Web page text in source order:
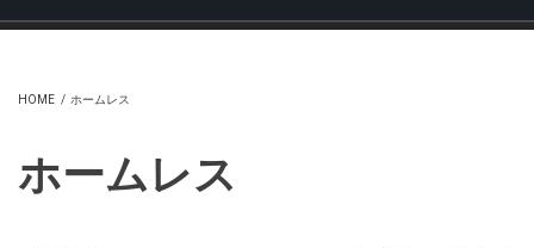
HOME / ホームレス
ホームレス